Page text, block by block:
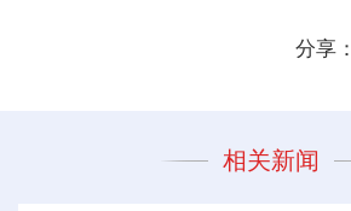
分享：
相关新闻